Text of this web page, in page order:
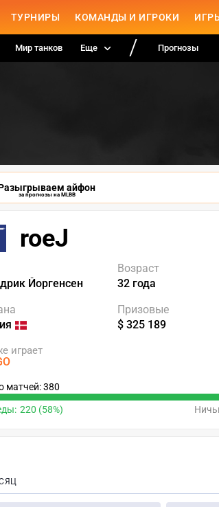
ТУРНИРЫ КОМАНДЫ И ИГРОКИ
Мир танков Еще Прогнозы
айфон
за прогнозы на MLBB
roeJ
Йоргенсен
Возраст
32 года
Призовые
$ 325 189
играет
матчей: 380
220 (58%)